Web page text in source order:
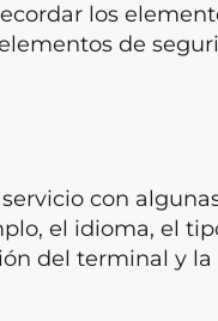
los
de
con
el idioma, el
del terminal y